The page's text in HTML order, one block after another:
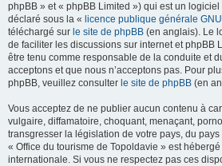
phpBB » et « phpBB Limited ») qui est un
déclaré sous la « licence publique générale
téléchargé sur le site de phpBB (en anglais). Le
de faciliter les discussions sur internet et phpBB
être tenu comme responsable de la conduite et
acceptons et que nous n’acceptons pas. Pour
phpBB, veuillez consulter le site de phpBB (en
Vous acceptez de ne publier aucun contenu à
vulgaire, diffamatoire, choquant, menaçant,
transgresser la législation de votre pays, du
« Office du tourisme de Topoldavie » est
internationale. Si vous ne respectez pas ces